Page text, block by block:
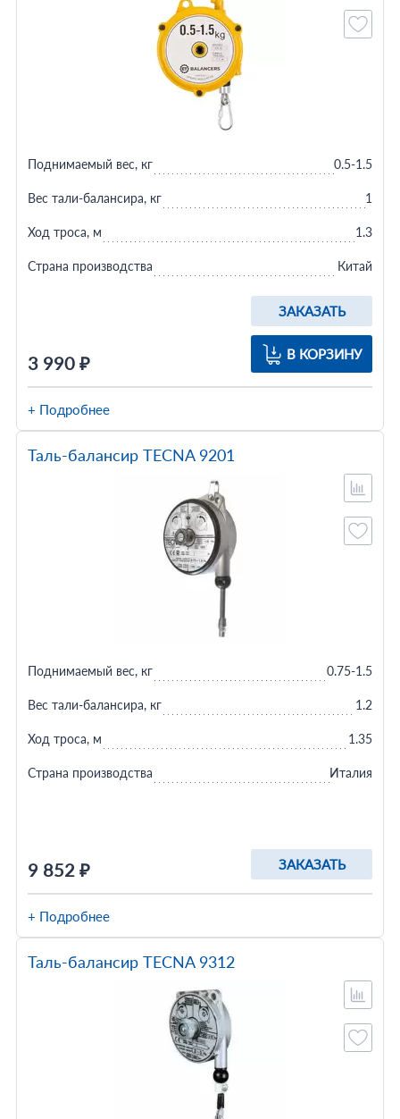
3 990 ₽
ЗАКАЗАТЬ
В КОРЗИНУ
Поднимаемый вес, кг 0.5-1.5
Вес тали-балансира, кг 1
Ход троса, м 1.3
Страна производства Китай
+ Подробнее
Таль-балансир TECNA 9201
9 852 ₽ ЗАКАЗАТЬ
Поднимаемый вес, кг 0.75-1.5
Вес тали-балансира, кг 1.2
Ход троса, м 1.35
Страна производства Италия
+ Подробнее
Таль-балансир TECNA 9312